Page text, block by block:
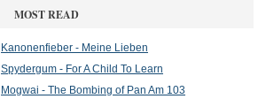
MOST READ
Kanonenfieber - Meine Lieben
Spydergum - For A Child To Learn
Mogwai - The Bombing of Pan Am 103